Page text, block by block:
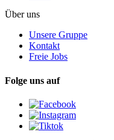
Über uns
Unsere Gruppe
Kontakt
Freie Jobs
Folge uns auf